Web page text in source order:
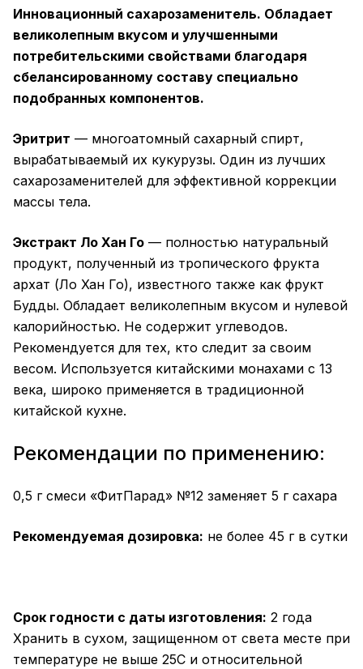
Инновационный сахарозаменитель. Обладает
великолепным вкусом и улучшенными
потребительскими свойствами благодаря
сбелансированному составу специально
подобранных компонентов.
Эритрит — многоатомный сахарный спирт,
вырабатываемый их кукурузы. Один из лучших
сахарозаменителей для эффективной коррекции
массы тела.
Экстракт Ло Хан Го — полностью натуральный
продукт, полученный из тропического фрукта
архат (Ло Хан Го), известного также как фрукт
Будды. Обладает великолепным вкусом и нулевой
калорийностью. Не содержит углеводов.
Рекомендуется для тех, кто следит за своим
весом. Используется китайскими монахами с 13
века, широко применяется в традиционной
китайской кухне.
Рекомендации по применению:
0,5 г смеси «ФитПарад» №12 заменяет 5 г сахара
Рекомендуемая дозировка: не более 45 г в сутки
Срок годности с даты изготовления: 2 года
Хранить в сухом, защищенном от света месте при
температуре не выше 25С и относительной